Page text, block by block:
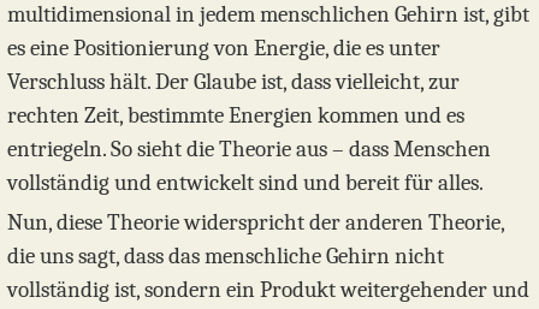
multidimensional in jedem menschlichen Gehirn ist, gibt
es eine Positionierung von Energie, die es unter
Verschluss hält. Der Glaube ist, dass vielleicht, zur
rechten Zeit, bestimmte Energien kommen und es
entriegeln. So sieht die Theorie aus – dass Menschen
vollständig und entwickelt sind und bereit für alles.
Nun, diese Theorie widerspricht der anderen Theorie,
die uns sagt, dass das menschliche Gehirn nicht
vollständig ist, sondern ein Produkt weitergehender und